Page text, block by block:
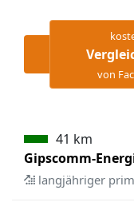
von
41 km
Gipscomm-
langjähriger